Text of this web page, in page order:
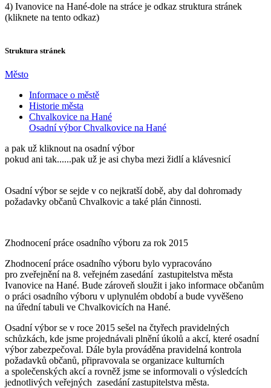
4) Ivanovice na Hané-dole na stráce je odkaz struktura stránek
(kliknete na tento odkaz)
Struktura stránek
Město
Informace o městě
Historie města
Chvalkovice na Hané
Osadní výbor Chvalkovice na Hané
a pak už kliknout na osadní výbor
pokud ani tak......pak už je asi chyba mezi židlí a klávesnicí
Osadní výbor se sejde v co nejkratší době, aby dal dohromady
požadavky občanů Chvalkovic a také plán činnosti.
Zhodnocení práce osadního výboru za rok 2015
Zhodnocení práce osadního výboru bylo vypracováno
pro zveřejnění na 8. veřejném zasedání zastupitelstva města
Ivanovice na Hané. Bude zároveň sloužit i jako informace občanům
o práci osadního výboru v uplynulém období a bude vyvěšeno
na úřední tabuli ve Chvalkovicích na Hané.
Osadní výbor se v roce 2015 sešel na čtyřech pravidelných
schůzkách, kde jsme projednávali plnění úkolů a akcí, které osadní
výbor zabezpečoval. Dále byla prováděna pravidelná kontrola
požadavků občanů, připravovala se organizace kulturních
a společenských akcí a rovněž jsme se informovali o výsledcích
jednotlivých veřejných zasedání zastupitelstva města.